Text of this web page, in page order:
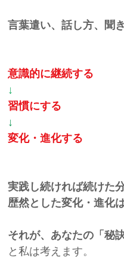
言葉遣い、話し方、聞
意識的に継続する
↓
習慣にする
↓
変化・進化する
実践し続ければ続けた
歴然とした変化・進化
それが、あなたの「秘
と私は考えます。